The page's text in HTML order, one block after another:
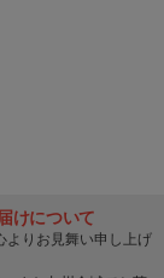
は対象外